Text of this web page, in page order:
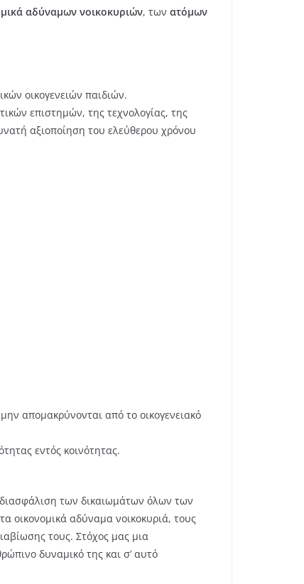
αδύναμων νοικοκυριών, των ατόμων
οικογενειών παιδιών.
επιστημών, της τεχνολογίας, της
αξιοποίηση του ελεύθερου χρόνου
απομακρύνονται από το οικογενειακό
εντός κοινότητας.
των δικαιωμάτων όλων των
οικονομικά αδύναμα νοικοκυριά, τους
τους. Στόχος μας μια
δυναμικό της και σ’ αυτό